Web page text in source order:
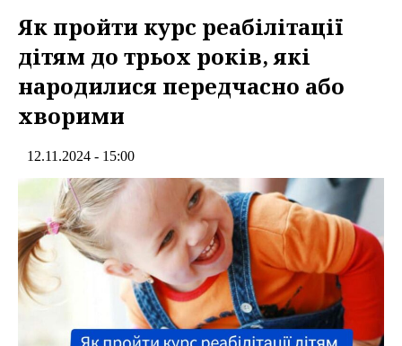
Як пройти курс реабілітації
дітям до трьох років, які
народилися передчасно або
хворими
12.11.2024 - 15:00